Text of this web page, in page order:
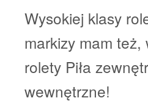
Wysokiej klasy
markizy mam
rolety Piła
wewnętrzne!